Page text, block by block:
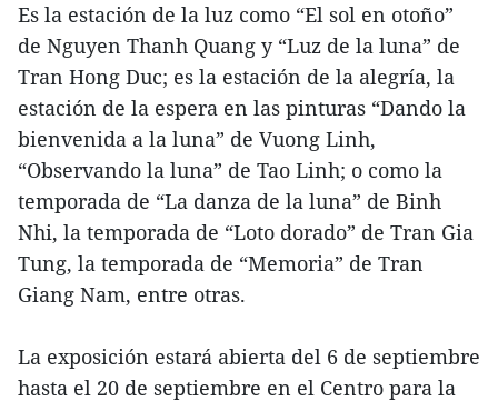
Es la estación de la luz como “El sol en otoño”
de Nguyen Thanh Quang y “Luz de la luna” de
Tran Hong Duc; es la estación de la alegría, la
estación de la espera en las pinturas “Dando la
bienvenida a la luna” de Vuong Linh,
“Observando la luna” de Tao Linh; o como la
temporada de “La danza de la luna” de Binh
Nhi, la temporada de “Loto dorado” de Tran Gia
Tung, la temporada de “Memoria” de Tran
Giang Nam, entre otras.
La exposición estará abierta del 6 de septiembre
hasta el 20 de septiembre en el Centro para la